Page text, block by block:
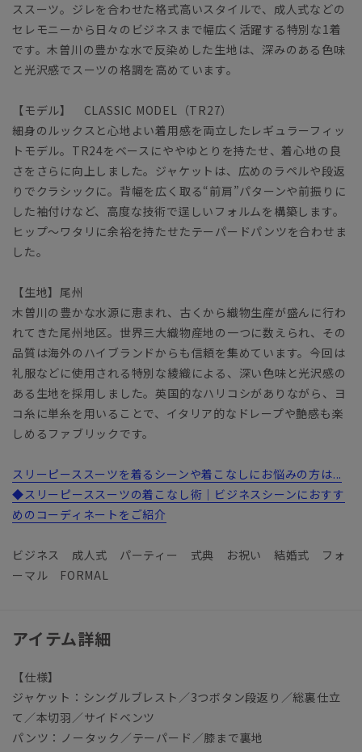
ススーツ。ジレを合わせた格式高いスタイルで、成人式などの
セレモニーから日々のビジネスまで幅広く活躍する特別な1着
です。木曽川の豊かな水で反染めした生地は、深みのある色味
と光沢感でスーツの格調を高めています。
【モデル】 CLASSIC MODEL（TR27）
細身のルックスと心地よい着用感を両立したレギュラーフィッ
トモデル。TR24をベースにややゆとりを持たせ、着心地の良
さをさらに向上しました。ジャケットは、広めのラペルや段返
りでクラシックに。背幅を広く取る“前肩”パターンや前振りに
した袖付けなど、高度な技術で逞しいフォルムを構築します。
ヒップ～ワタリに余裕を持たせたテーパードパンツを合わせま
した。
【生地】尾州
木曽川の豊かな水源に恵まれ、古くから織物生産が盛んに行わ
れてきた尾州地区。世界三大織物産地の一つに数えられ、その
品質は海外のハイブランドからも信頼を集めています。今回は
礼服などに使用される特別な綾織による、深い色味と光沢感の
ある生地を採用しました。英国的なハリコシがありながら、ヨ
コ糸に単糸を用いることで、イタリア的なドレープや艶感も楽
しめるファブリックです。
スリーピーススーツを着るシーンや着こなしにお悩みの方は...
◆スリーピーススーツの着こなし術｜ビジネスシーンにおすす
めのコーディネートをご紹介
ビジネス 成人式 パーティー 式典 お祝い 結婚式 フォ
ーマル FORMAL
アイテム詳細
【仕様】
ジャケット：シングルブレスト／3つボタン段返り／総裏仕立
て／本切羽／サイドベンツ
パンツ：ノータック／テーパード／膝まで裏地